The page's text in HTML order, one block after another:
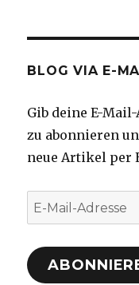
BLOG VIA E-
Gib deine E-
zu abonnieren
neue Artikel per
E-
Mail-
Adresse